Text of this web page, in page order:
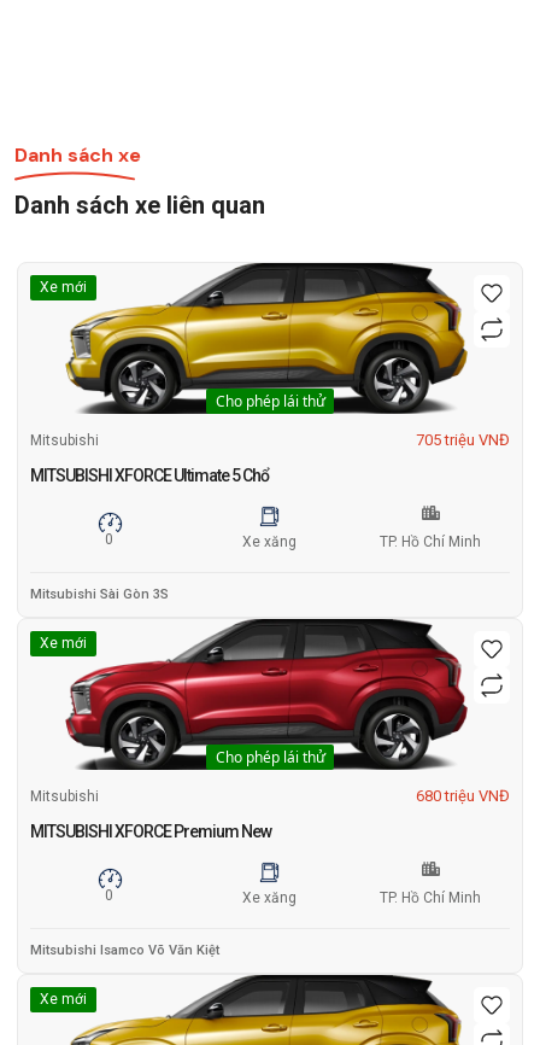
Danh sách xe
Danh sách xe liên quan
Xe mới
Cho phép lái thử
Mitsubishi 705 triệu VNĐ
MITSUBISHI XFORCE Ultimate 5 Chổ
0 Xe xăng TP. Hồ Chí Minh
Mitsubishi Sài Gòn 3S
Xe mới
Cho phép lái thử
Mitsubishi 680 triệu VNĐ
MITSUBISHI XFORCE Premium New
0 Xe xăng TP. Hồ Chí Minh
Mitsubishi Isamco Võ Văn Kiệt
Xe mới